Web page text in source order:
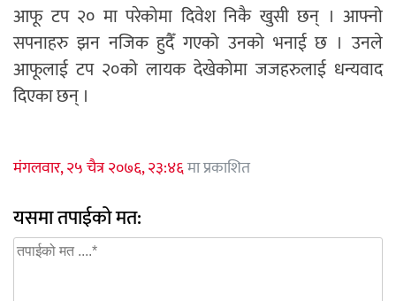
आफू टप २० मा परेकोमा दिवेश निकै खुसी छन् । आफ्नो
सपनाहरु झन नजिक हुदैँ गएको उनको भनाई छ । उनले
आफूलाई टप २०को लायक देखेकोमा जजहरुलाई धन्यवाद
दिएका छन् ।
मंगलवार, २५ चैत्र २०७६, २३:४६मा प्रकाशित
यसमा तपाईको मत: